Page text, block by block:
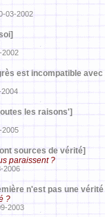
03-2002
est incompatible
les raisons']
sources de vérité]
paraissent ?
2006
n'est pas une
?
2003